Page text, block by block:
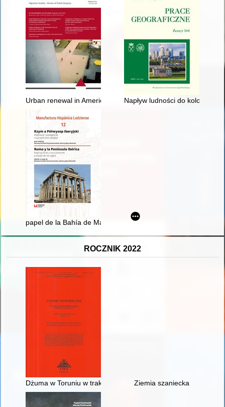
Urban renewal in American cities and responses of the white
Napływ ludności do kolonii
papel de la Bahía de Mazarrón (Murcia) en los contactos
ROCZNIK 2022
Dżuma w Toruniu w trakcie III wojny północnej - recenzja]
Ziemia szaniecka